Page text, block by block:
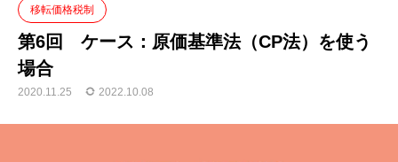
移転価格税制
第6回 ケース：原価基準法（CP法）を使う
場合
2020.11.25 2022.10.08